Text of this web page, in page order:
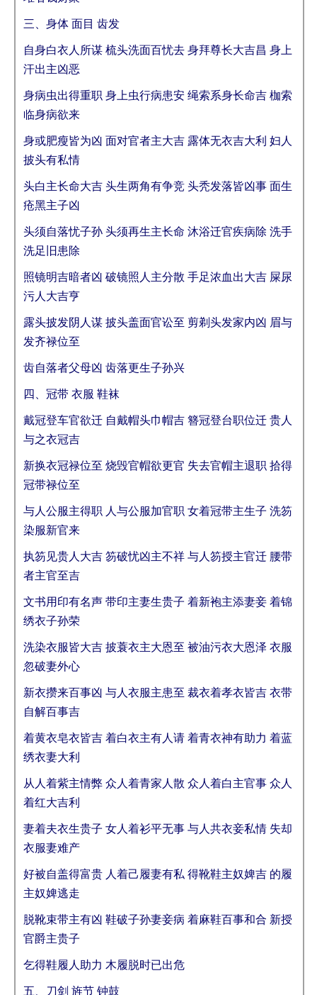
三、身体 面目 齿发
自身白衣人所谋 梳头洗面百忧去 身拜尊长大吉昌 身上
汗出主凶恶
身病虫出得重职 身上虫行病患安 绳索系身长命吉 枷索
临身病欲来
身或肥瘦皆为凶 面对官者主大吉 露体无衣吉大利 妇人
披头有私情
头白主长命大吉 头生两角有争竞 头秃发落皆凶事 面生
疮黑主子凶
头须自落忧子孙 头须再生主长命 沐浴迁官疾病除 洗手
洗足旧患除
照镜明吉暗者凶 破镜照人主分散 手足浓血出大吉 屎尿
污人大吉亨
露头披发阴人谋 披头盖面官讼至 剪剃头发家内凶 眉与
发齐禄位至
齿自落者父母凶 齿落更生子孙兴
四、冠带 衣服 鞋袜
戴冠登车官欲迁 自戴帽头巾帽吉 簪冠登台职位迁 贵人
与之衣冠吉
新换衣冠禄位至 烧毁官帽欲更官 失去官帽主退职 拾得
冠带禄位至
与人公服主得职 人与公服加官职 女着冠带主生子 洗笏
染服新官来
执笏见贵人大吉 笏破忧凶主不祥 与人笏授主官迁 腰带
者主官至吉
文书用印有名声 带印主妻生贵子 着新袍主添妻妾 着锦
绣衣子孙荣
洗染衣服皆大吉 披蓑衣主大恩至 被油污衣大恩泽 衣服
忽破妻外心
新衣攒来百事凶 与人衣服主患至 裁衣着孝衣皆吉 衣带
自解百事吉
着黄衣皂衣皆吉 着白衣主有人请 着青衣神有助力 着蓝
绣衣妻大利
从人着紫主情弊 众人着青家人散 众人着白主官事 众人
着红大吉利
妻着夫衣生贵子 女人着衫平无事 与人共衣妾私情 失却
衣服妻难产
好被自盖得富贵 人着己履妻有私 得靴鞋主奴婢吉 的履
主奴婢逃走
脱靴束带主有凶 鞋破子孙妻妾病 着麻鞋百事和合 新授
官爵主贵子
乞得鞋履人助力 木履脱时已出危
五、刀剑 旌节 钟鼓